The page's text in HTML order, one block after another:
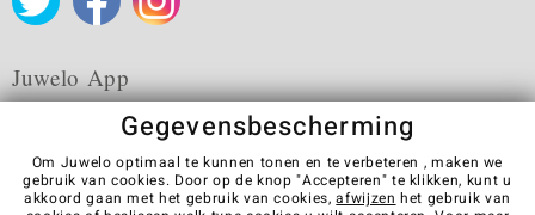
Juwelo App
Algemene verkoopvoorwaarden Privacybeleid Cookies
Gegevensbescherming
Om Juwelo optimaal te kunnen tonen en te verbeteren , maken we
gebruik van cookies. Door op de knop "Accepteren" te klikken, kunt u
akkoord gaan met het gebruik van cookies,afwijzen het gebruik van